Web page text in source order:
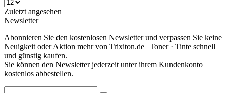
Zuletzt angesehen
Newsletter
Abonnieren Sie den kostenlosen Newsletter und verpassen Sie keine
Neuigkeit oder Aktion mehr von Trixiton.de | Toner · Tinte schnell
und günstig kaufen.
Sie können den Newsletter jederzeit unter ihrem Kundenkonto
kostenlos abbestellen.